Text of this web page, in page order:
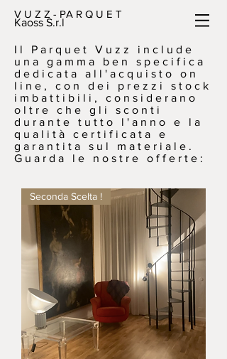
V U Z Z - PA R Q U E T
Kaoss S.r.l
Il Parquet Vuzz include
una gamma ben specifica
dedicata all'acquisto on
line, con dei prezzi stock
imbattibili, considerano
oltre che gli sconti
durante tutto l'anno e la
qualità certificata e
garantita sul materiale.
Guarda le nostre offerte:
Seconda Scelta !